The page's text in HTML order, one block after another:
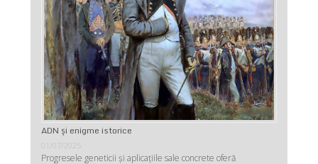
ADN şi enigme istorice
01/07/2025
Progresele geneticii şi aplicaţiile sale concrete oferă